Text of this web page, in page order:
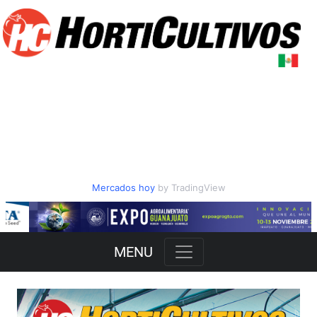
Mercados hoyby TradingView
Slide 2 of 3
MENU